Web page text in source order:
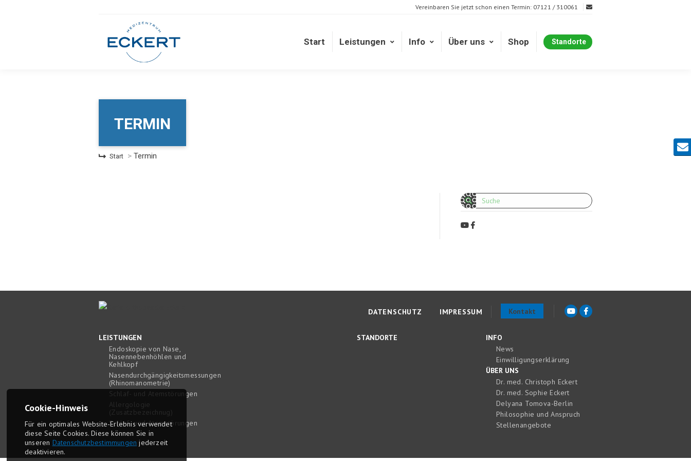
Vereinbaren Sie jetzt schon einen Termin: 07121 / 310061
Start Leistungen Info Über uns Shop Standorte
TERMIN
Sie befinden sich hier:
Start Termin
Search:
DATENSCHUTZ IMPRESSUM Kontakt
LEISTUNGEN
Endoskopie von Nase,
Nasennebenhöhlen und
Kehlkopf
Nasendurchgängigkeitsmessungen
(Rhinomanometrie)
Schlaf- und Atemstörungen
Allergologie
(Zusatzbezeichnug)
Schlaf- und Atemstörungen
STANDORTE
INFO
News
Einwilligungserklärung
ÜBER UNS
Dr. med. Christoph Eckert
Dr. med. Sophie Eckert
Delyana Tomova-Berlin
Philosophie und Anspruch
Stellenangebote
Cookie-Hinweis
Für ein optimales Website-Erlebnis ver­wendet
diese Seite Cookies. Diese können Sie in
unseren Daten­schutz­bestim­mungen jederzeit
deaktivieren.
Standorte